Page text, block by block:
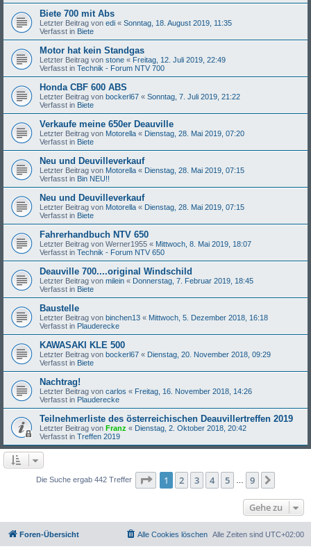
Biete 700 mit Abs
Letzter Beitrag von edi « Sonntag, 18. August 2019, 11:35
Verfasst in Biete
Motor hat kein Standgas
Letzter Beitrag von stone « Freitag, 12. Juli 2019, 22:49
Verfasst in Technik - Forum NTV 700
Honda CBF 600 ABS
Letzter Beitrag von bockerl67 « Sonntag, 7. Juli 2019, 21:22
Verfasst in Biete
Verkaufe meine 650er Deauville
Letzter Beitrag von Motorella « Dienstag, 28. Mai 2019, 07:20
Verfasst in Biete
Neu und Deuvilleverkauf
Letzter Beitrag von Motorella « Dienstag, 28. Mai 2019, 07:15
Verfasst in Bin NEU!!
Neu und Deuvilleverkauf
Letzter Beitrag von Motorella « Dienstag, 28. Mai 2019, 07:15
Verfasst in Biete
Fahrerhandbuch NTV 650
Letzter Beitrag von Werner1955 « Mittwoch, 8. Mai 2019, 18:07
Verfasst in Technik - Forum NTV 650
Deauville 700....original Windschild
Letzter Beitrag von milein « Donnerstag, 7. Februar 2019, 18:45
Verfasst in Biete
Baustelle
Letzter Beitrag von binchen13 « Mittwoch, 5. Dezember 2018, 16:18
Verfasst in Plauderecke
KAWASAKI KLE 500
Letzter Beitrag von bockerl67 « Dienstag, 20. November 2018, 09:29
Verfasst in Biete
Nachtrag!
Letzter Beitrag von carlos « Freitag, 16. November 2018, 14:26
Verfasst in Plauderecke
Teilnehmerliste des österreichischen Deauvillertreffen 2019
Letzter Beitrag von Franz « Dienstag, 2. Oktober 2018, 20:42
Verfasst in Treffen 2019
Die Suche ergab 442 Treffer Seite 1von
1 2 3 4 5 … 9
Gehe zu
Foren-Übersicht Alle Zeiten sind UTC+02:00
Alle Cookies löschen